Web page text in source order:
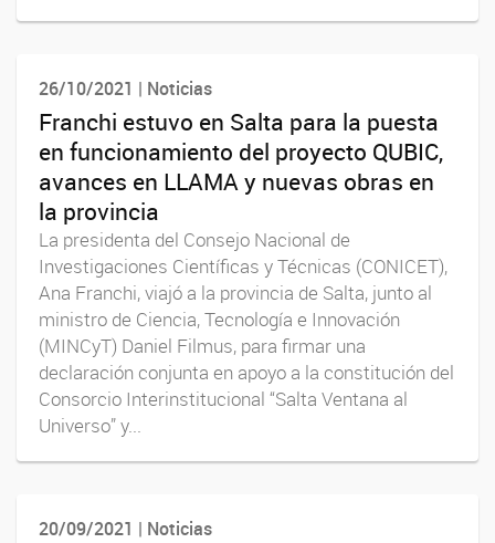
26/10/2021 | Noticias
Franchi estuvo en Salta para la puesta
en funcionamiento del proyecto QUBIC,
avances en LLAMA y nuevas obras en
la provincia
La presidenta del Consejo Nacional de
Investigaciones Científicas y Técnicas (CONICET),
Ana Franchi, viajó a la provincia de Salta, junto al
ministro de Ciencia, Tecnología e Innovación
(MINCyT) Daniel Filmus, para firmar una
declaración conjunta en apoyo a la constitución del
Consorcio Interinstitucional “Salta Ventana al
Universo” y...
20/09/2021 | Noticias